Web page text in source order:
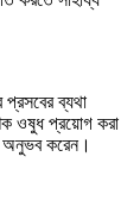
প্রসবের ব্যথা
ওষুধ প্রয়োগ করা
অনুভব করেন।